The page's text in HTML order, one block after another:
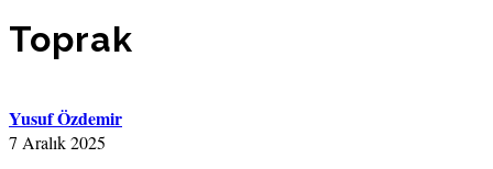
Toprak
Yusuf Özdemir
7 Aralık 2025